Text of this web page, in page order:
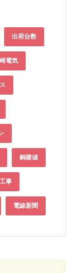
出荷台数
電気
銅建値
事
電線新聞